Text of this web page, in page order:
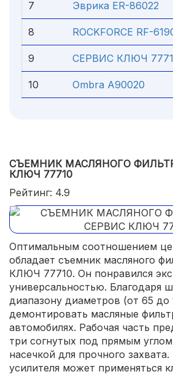
7 Эврика ER-86022
8 ROCKFORCE RF-
9 СЕРВИС КЛЮЧ
10 Ombra A90020
СЪЕМНИК МАСЛЯНОГО
КЛЮЧ 77710
Рейтинг: 4.9
Оптимальным соотношением
обладает съемник масляного
КЛЮЧ 77710. Он понравился
универсальностью. Благодаря
диапазону диаметров (от 65 до
демонтировать масляные
автомобилях. Рабочая часть
три согнутых под прямым
насечкой для прочного захвата.
усилителя может применяться